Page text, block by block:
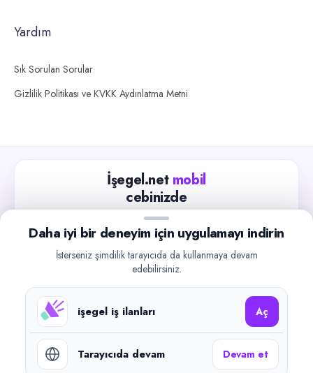
Yardım
Sık Sorulan Sorular
Gizlilik Politikası ve KVKK Aydınlatma Metni
İşegel.net mobil
cebinizde
Güncel iş ilanlarını takip edin, işverenlerle hızlıca
iletişime geçin.
Google Play
©2026işegel.net. Tüm hakları saklıdır.
Daha iyi bir deneyim için uygulamayı indirin
İsterseniz şimdilik tarayıcıda da kullanmaya devam
edebilirsiniz.
işegel iş ilanları Aç
Tarayıcıda devam Devam et